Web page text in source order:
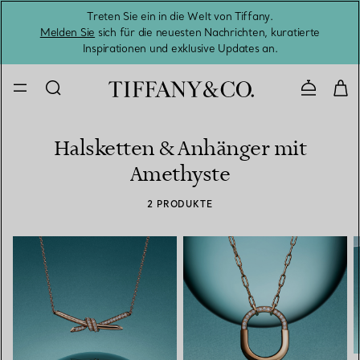
Treten Sie ein in die Welt von Tiffany.
Melden Sie sich für die neuesten Nachrichten, kuratierte
Inspirationen und exklusive Updates an.
Halsketten & Anhänger mit
Amethyste
2 PRODUKTE